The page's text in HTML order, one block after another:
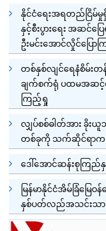
နိုင်ငံရေးအရတည်ငြိမ်
နှင့်စီးပွားရေး အဆင်
ဦးမင်းအောင်လှိုင်ပြောက
တစ်နှစ်လျင်ရေနံစိမ်းတ
ချက်စက်ရုံ ပထမအဆင့်လု
ကြည့်ရှု
လျှပ်စစ်ဓါတ်အား ခိုး
တစ်ခုကို သက်ဆိုင်ရာက
ဒေါ်အောင်ဆန်းစုကြည်
မြန်မာနိုင်ငံအိမ်ခြံမြေ
နှစ်ပတ်လည်အသင်းသာ